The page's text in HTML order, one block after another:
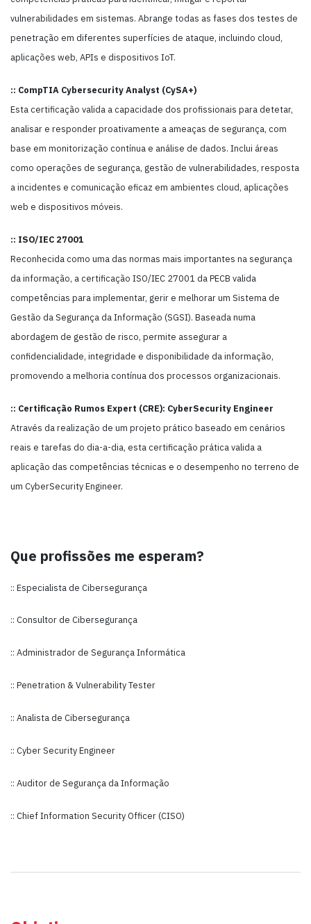
vulnerabilidades em sistemas. Abrange todas as fases dos testes de
penetração em diferentes superfícies de ataque, incluindo cloud,
aplicações web, APIs e dispositivos IoT.
:: CompTIA Cybersecurity Analyst (CySA+)
Esta certificação valida a capacidade dos profissionais para detetar,
analisar e responder proativamente a ameaças de segurança, com
base em monitorização contínua e análise de dados. Inclui áreas
como operações de segurança, gestão de vulnerabilidades, resposta
a incidentes e comunicação eficaz em ambientes cloud, aplicações
web e dispositivos móveis.
:: ISO/IEC 27001
Reconhecida como uma das normas mais importantes na segurança
da informação, a certificação ISO/IEC 27001 da PECB valida
competências para implementar, gerir e melhorar um Sistema de
Gestão da Segurança da Informação (SGSI). Baseada numa
abordagem de gestão de risco, permite assegurar a
confidencialidade, integridade e disponibilidade da informação,
promovendo a melhoria contínua dos processos organizacionais.
:: Certificação Rumos Expert (CRE): CyberSecurity Engineer
Através da realização de um projeto prático baseado em cenários
reais e tarefas do dia-a-dia, esta certificação prática valida a
aplicação das competências técnicas e o desempenho no terreno de
um CyberSecurity Engineer.
Que profissões me esperam?
:: Especialista de Cibersegurança
:: Consultor de Cibersegurança
:: Administrador de Segurança Informática
:: Penetration & Vulnerability Tester
:: Analista de Cibersegurança
:: Cyber Security Engineer
:: Auditor de Segurança da Informação
:: Chief Information Security Officer (CISO)